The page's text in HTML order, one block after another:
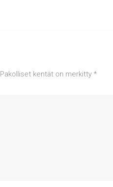
Pakolliset kentät on merkitty *